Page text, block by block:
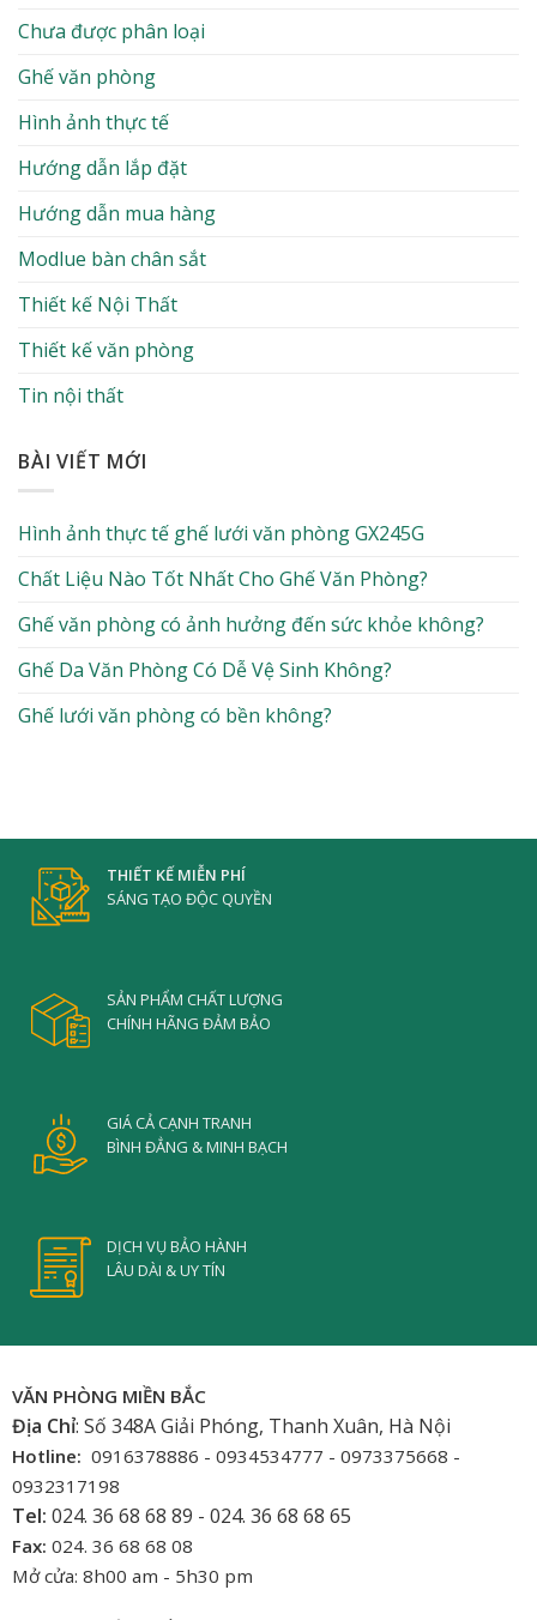
Chưa được phân loại
Ghế văn phòng
Hình ảnh thực tế
Hướng dẫn lắp đặt
Hướng dẫn mua hàng
Modlue bàn chân sắt
Thiết kế Nội Thất
Thiết kế văn phòng
Tin nội thất
BÀI VIẾT MỚI
Hình ảnh thực tế ghế lưới văn phòng GX245G
Chất Liệu Nào Tốt Nhất Cho Ghế Văn Phòng?
Ghế văn phòng có ảnh hưởng đến sức khỏe không?
Ghế Da Văn Phòng Có Dễ Vệ Sinh Không?
Ghế lưới văn phòng có bền không?
THIẾT KẾ MIỄN PHÍ
SÁNG TẠO ĐỘC QUYỀN
SẢN PHẨM CHẤT LƯỢNG
CHÍNH HÃNG ĐẢM BẢO
GIÁ CẢ CẠNH TRANH
BÌNH ĐẲNG & MINH BẠCH
DỊCH VỤ BẢO HÀNH
LÂU DÀI & UY TÍN
VĂN PHÒNG MIỀN BẮC
Địa Chỉ: Số 348A Giải Phóng, Thanh Xuân, Hà Nội
Hotline: 0916378886 - 0934534777 - 0973375668 -
0932317198
Tel: 024. 36 68 68 89 - 024. 36 68 68 65
Fax: 024. 36 68 68 08
Mở cửa: 8h00 am - 5h30 pm